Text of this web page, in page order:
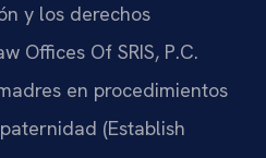
y los derechos
Offices Of SRIS, P.C.
en procedimientos
(Establish